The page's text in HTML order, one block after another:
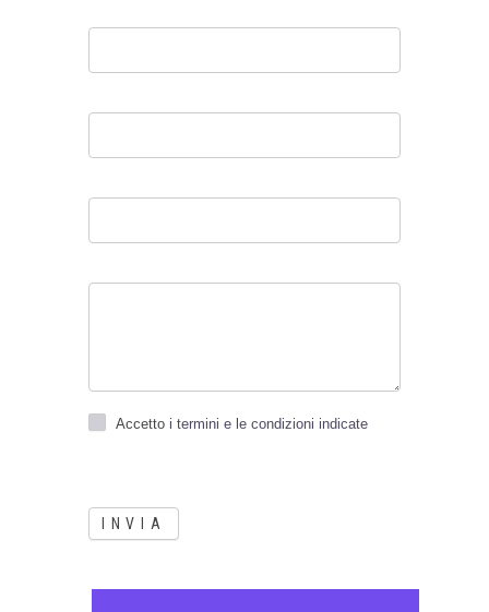
Accetto i termini e le condizioni indicate
INVIA